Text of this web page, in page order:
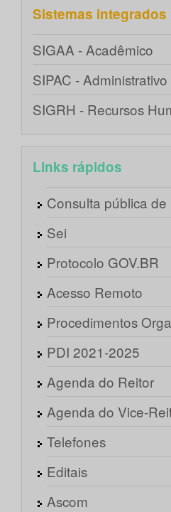
Sistemas integrados
SIGAA - Acadêmico
SIPAC - Administrativo
SIGRH - Recursos
Links rápidos
Consulta pública de
Sei
Protocolo GOV.BR
Acesso Remoto
Procedimentos
PDI 2021-2025
Agenda do Reitor
Agenda do Vice-
Telefones
Editais
Ascom